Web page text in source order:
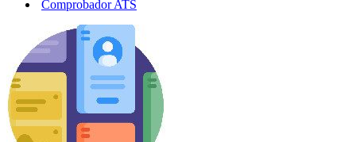
Comprobador ATS